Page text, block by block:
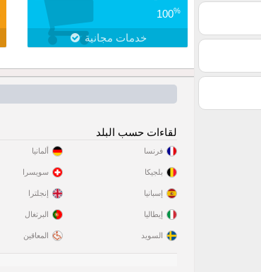
100%
خدمات مجانية
لقاءات حسب البلد
فرنسا
بلجيكا
إسبانيا
إيطاليا
السويد
ألمانيا
سويسرا
إنجلترا
البرتغال
المعاقين